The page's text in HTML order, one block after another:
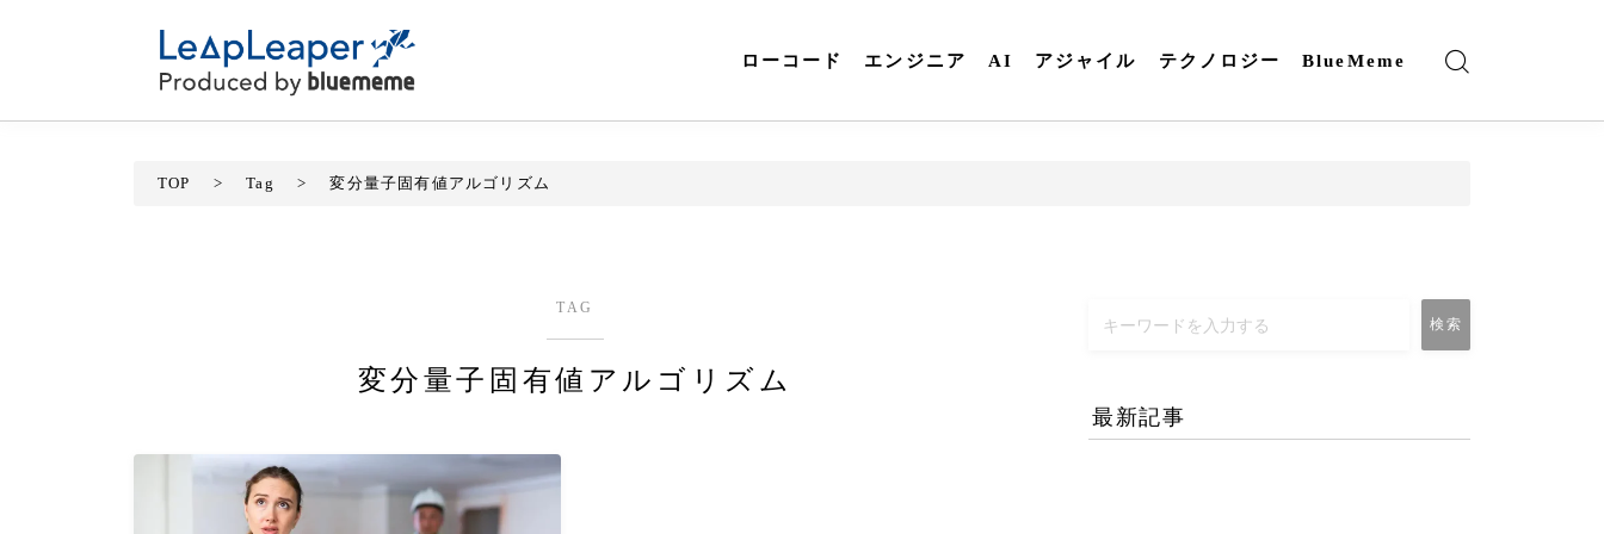
ローコード エンジニア AI アジャイル テクノロジー BlueMeme
TOP > Tag > 変分量子固有値アルゴリズム
TAG
変分量子固有値アルゴリズム
検索
最新記事